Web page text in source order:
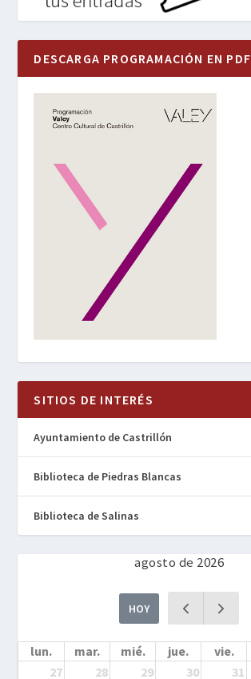
DESCARGA PROGRAMACIÓN EN PDF
SITIOS DE INTERÉS
Ayuntamiento de Castrillón
Biblioteca de Piedras Blancas
Biblioteca de Salinas
agosto de 2026
HOY
lun. mar. mié. jue. vie.
27
28 29 30 31